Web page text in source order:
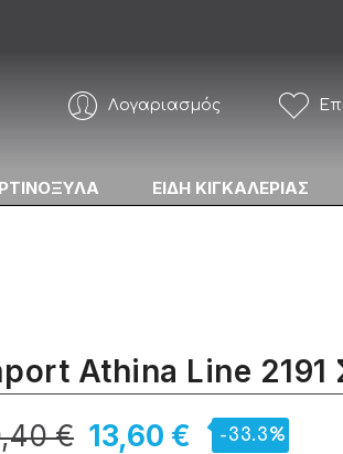
Λογαριασμός
ΕΙΔΗ ΚΙΓΚΑΛΕΡΙΑΣ
Athina Line 2191
13,60 €
€ -33.3%